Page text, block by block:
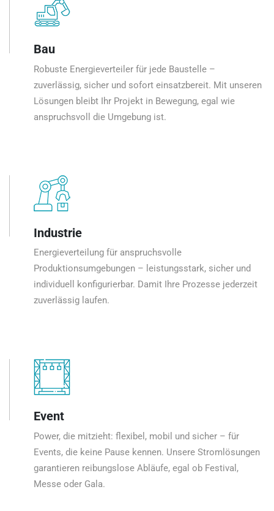
Bau
Robuste Energieverteiler für jede Baustelle –
zuverlässig, sicher und sofort einsatzbereit. Mit unseren
Lösungen bleibt Ihr Projekt in Bewegung, egal wie
anspruchsvoll die Umgebung ist.
Industrie
Energieverteilung für anspruchsvolle
Produktionsumgebungen – leistungsstark, sicher und
individuell konfigurierbar. Damit Ihre Prozesse jederzeit
zuverlässig laufen.
Event
Power, die mitzieht: flexibel, mobil und sicher – für
Events, die keine Pause kennen. Unsere Stromlösungen
garantieren reibungslose Abläufe, egal ob Festival,
Messe oder Gala.